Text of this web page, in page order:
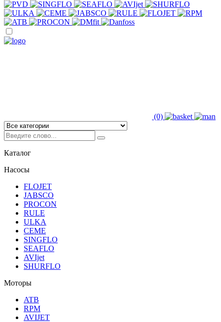
(0)
Каталог
Насосы
FLOJET
JABSCO
PROCON
RULE
ULKA
CEME
SINGFLO
SEAFLO
AVIjet
SHURFLO
Моторы
ATB
RPM
AVIJET